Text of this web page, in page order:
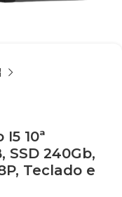
10ª
SSD 240Gb,
Teclado e